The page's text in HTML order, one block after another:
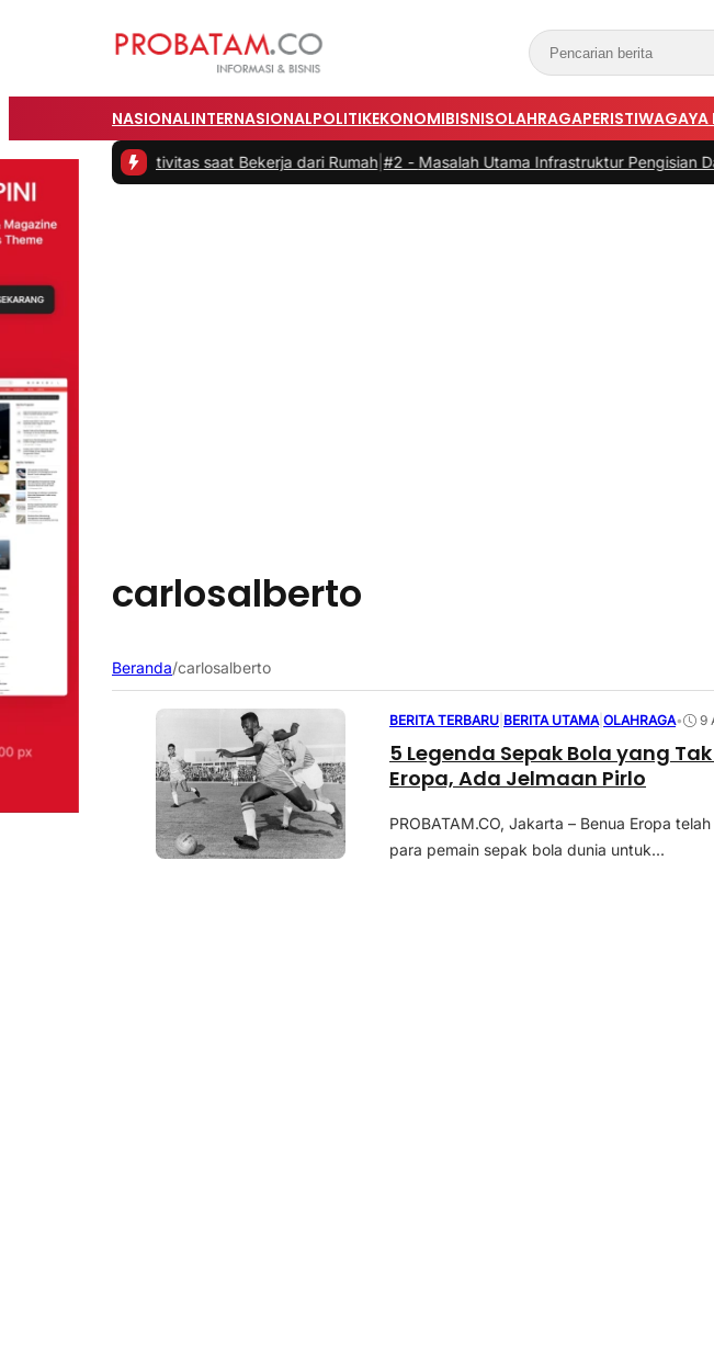
NASIONALINTERNASIONALPOLITIKEKONOMIBISNISOLAHRAGAPERISTIWAGAYA
Produktivitas saat Bekerja dari Rumah |#2 -Masalah Utama Infrastruktur Pengisian Daya untuk
carlosalberto
Beranda/carlosalberto
BERITA TERBARU BERITA UTAMA |OLAHRAGA• 9
5 Legenda Sepak Bola yang
Eropa, Ada Jelmaan Pirlo
PROBATAM.CO, Jakarta – Benua Eropa
para pemain sepak bola dunia untuk...